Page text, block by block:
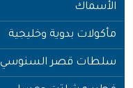
الأسماك
مأكولات بدوية وخليجية
سلطات قصر السنوسي